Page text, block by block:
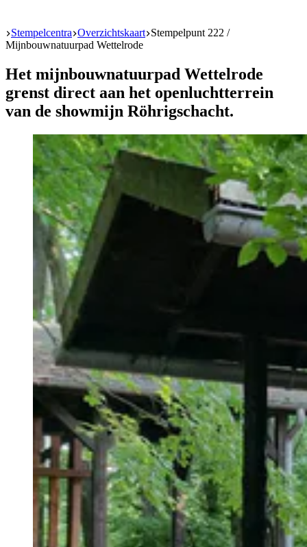
Start
Stempelcentra Overzichtskaart Stempelpunt 222 /
Mijnbouwnatuurpad Wettelrode
Het mijnbouwnatuurpad Wettelrode
grenst direct aan het openluchtterrein
van de showmijn Röhrigschacht.